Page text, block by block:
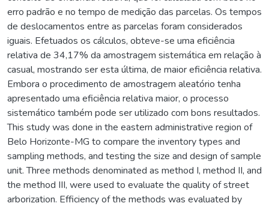
erro padrão e no tempo de medição das parcelas. Os tempos
de deslocamentos entre as parcelas foram considerados
iguais. Efetuados os cálculos, obteve-se uma eficiência
relativa de 34,17% da amostragem sistemática em relação à
casual, mostrando ser esta última, de maior eficiência relativa.
Embora o procedimento de amostragem aleatório tenha
apresentado uma eficiência relativa maior, o processo
sistemático também pode ser utilizado com bons resultados.
This study was done in the eastern administrative region of
Belo Horizonte-MG to compare the inventory types and
sampling methods, and testing the size and design of sample
unit. Three methods denominated as method I, method II, and
the method III, were used to evaluate the quality of street
arborization. Efficiency of the methods was evaluated by